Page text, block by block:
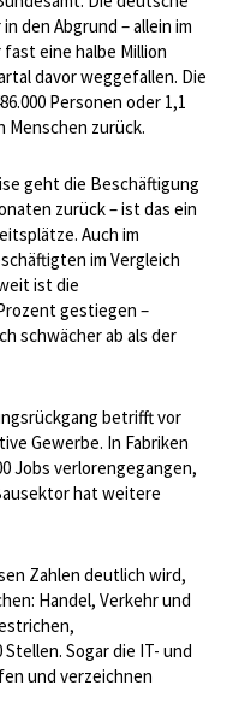
den Abgrund – allein im
eine halbe Million
davor weggefallen. Die
Personen oder 1,1
Menschen zurück.
geht die Beschäftigung
zurück – ist das ein
Auch im
im Vergleich
ist die
gestiegen –
schwächer ab als der
betrifft vor
Gewerbe. In Fabriken
Jobs verlorengegangen,
hat weitere
Zahlen deutlich wird,
Handel, Verkehr und
Sogar die IT- und
und verzeichnen